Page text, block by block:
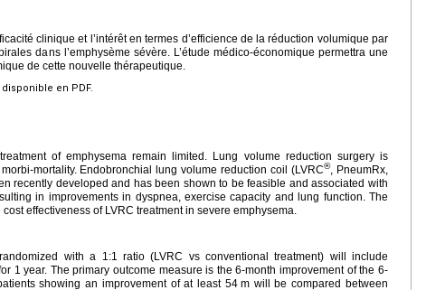
clinique et l’intérêt en termes d’efficience de la réduction volumique par
dans l’emphysème sévère. L’étude médico-économique permettra une
de cette nouvelle thérapeutique.
en PDF.
of emphysema remain limited. Lung volume reduction surgery is
mortality. Endobronchial lung volume reduction coil (LVRC®, PneumRx,
recently developed and has been shown to be feasible and associated with
in improvements in dyspnea, exercise capacity and lung function. The
effectiveness of LVRC treatment in severe emphysema.
with a 1:1 ratio (LVRC vs conventional treatment) will include
1 year. The primary outcome measure is the 6-month improvement of the 6-
showing an improvement of at least 54 m will be compared between